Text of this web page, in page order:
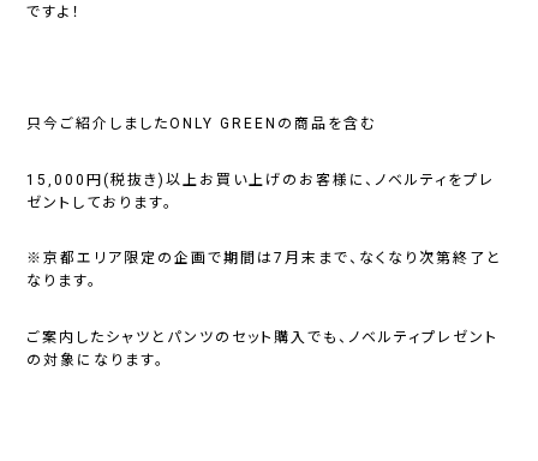
ですよ！
只今ご紹介しましたONLY GREENの商品を含む
15,000円(税抜き)以上お買い上げのお客様に、ノベルティをプレ
ゼントしております。
※京都エリア限定の企画で期間は7月末まで、なくなり次第終了と
なります。
ご案内したシャツとパンツのセット購入でも、ノベルティプレゼント
の対象になります。